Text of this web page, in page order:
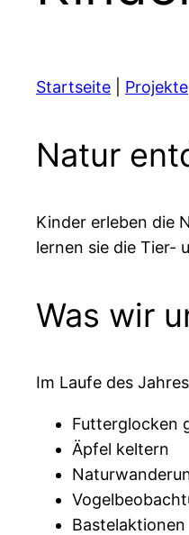
Startseite Projekte
Natur
Kinder erleben die
lernen sie die Tier-
Was wir
Im Laufe des
Futterglocken
Äpfel keltern
Bastelaktionen